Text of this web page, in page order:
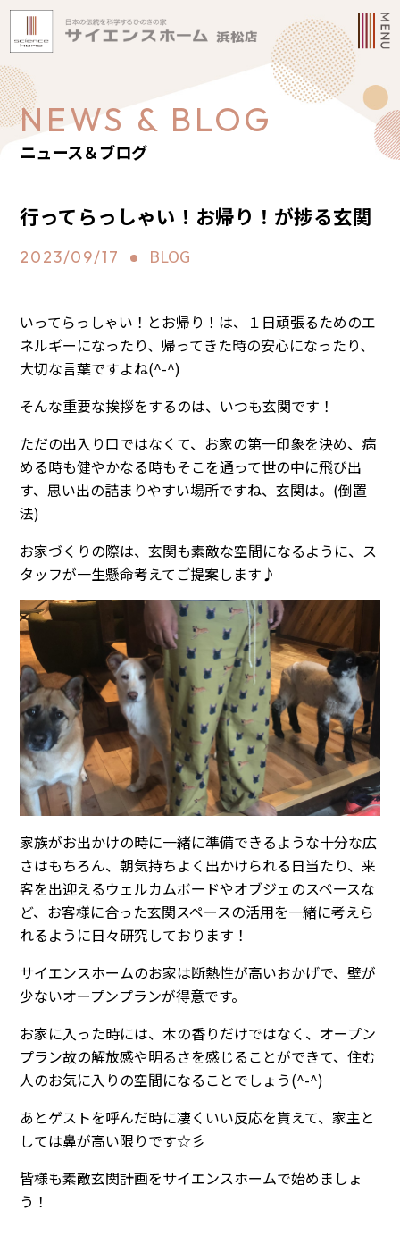
NEWS & BLOG
ニュース＆ブログ
行ってらっしゃい！お帰り！が捗る玄関
2023/09/17 BLOG
いってらっしゃい！とお帰り！は、１日頑張るためのエ
ネルギーになったり、帰ってきた時の安心になったり、
大切な言葉ですよね(^-^)
そんな重要な挨拶をするのは、いつも玄関です！
ただの出入り口ではなくて、お家の第一印象を決め、病
める時も健やかなる時もそこを通って世の中に飛び出
す、思い出の詰まりやすい場所ですね、玄関は。(倒置
法)
お家づくりの際は、玄関も素敵な空間になるように、ス
タッフが一生懸命考えてご提案します♪
家族がお出かけの時に一緒に準備できるような十分な広
さはもちろん、朝気持ちよく出かけられる日当たり、来
客を出迎えるウェルカムボードやオブジェのスペースな
ど、お客様に合った玄関スペースの活用を一緒に考えら
れるように日々研究しております！
サイエンスホームのお家は断熱性が高いおかげで、壁が
少ないオープンプランが得意です。
お家に入った時には、木の香りだけではなく、オープン
プラン故の解放感や明るさを感じることができて、住む
人のお気に入りの空間になることでしょう(^-^)
あとゲストを呼んだ時に凄くいい反応を貰えて、家主と
しては鼻が高い限りです☆彡
皆様も素敵玄関計画をサイエンスホームで始めましょ
う！